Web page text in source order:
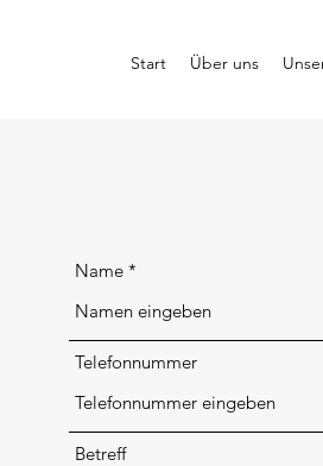
Start Über uns
Name
Telefonnummer
Betreff